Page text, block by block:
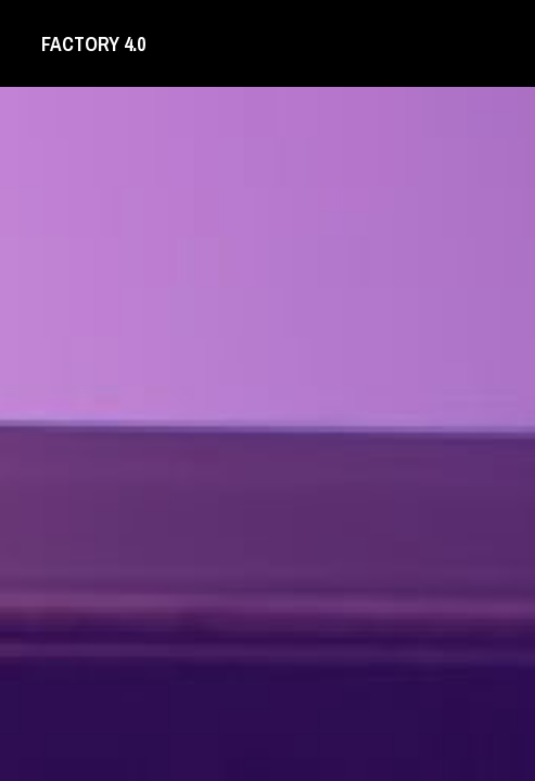
FACTORY 4.0